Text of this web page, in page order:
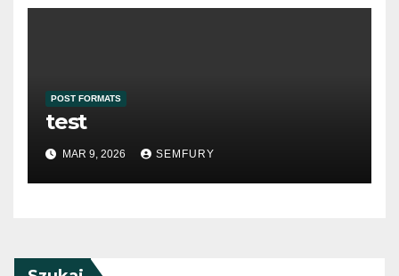
POST FORMATS
test
MAR 9, 2026 SEMFURY